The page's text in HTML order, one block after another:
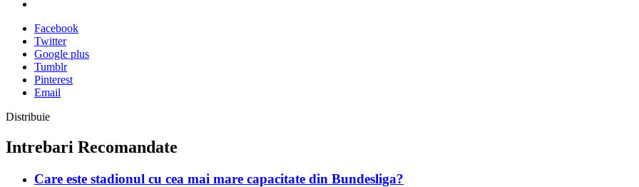
Facebook
Twitter
Google plus
Tumblr
Pinterest
Email
Distribuie
Intrebari Recomandate
Care este stadionul cu cea mai mare capacitate din Bundesliga?